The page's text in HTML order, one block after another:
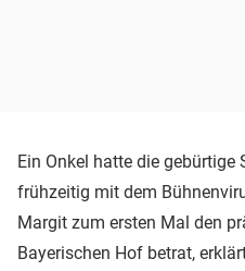
Ein Onkel hatte die gebürtige
frühzeitig mit dem
Margit zum ersten Mal den
Bayerischen Hof betrat,